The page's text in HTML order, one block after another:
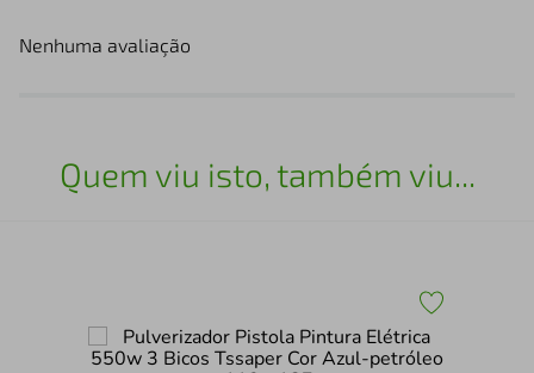
Nenhuma avaliação
Quem viu isto, também viu...